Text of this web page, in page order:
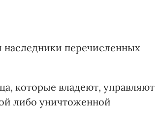
перечисленных
которые владеют, управляют
либо уничтоженной